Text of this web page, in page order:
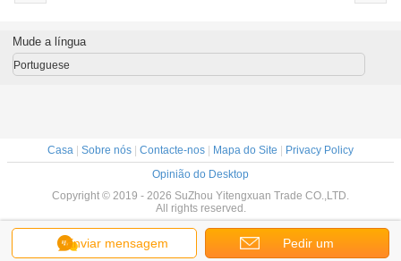
Enviar mensagem Pedir um
Mude a língua
Portuguese
Casa Sobre nós Contacte-nos Mapa do Site
Privacy Policy
Opinião do Desktop
Copyright © 2019 - 2026 SuZhou Yitengxuan Trade CO.,LTD.
All rights reserved.